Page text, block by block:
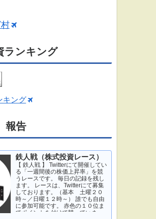
ランキング
キング
報告
鉄人戦（株式投資レース）
【 鉄人戦 】 Twitterにて開催してい
る「一週間後の株価上昇率」を競
うレースです。 毎日の記録を残し
ます。 レースは、Twitterにて募集
しております。（基本 土曜２０
時～／日曜１２時～） 誰でも自由
に参加可能です。 赤色の１０位ま
でポイントを付けて競っていま